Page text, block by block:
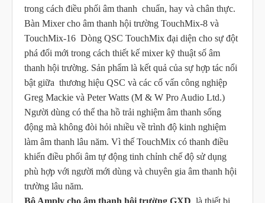
trong cách điều phối âm thanh chuẩn, hay và chân thực.
Bàn Mixer cho âm thanh hội trường TouchMix-8 và
TouchMix-16 Dòng QSC TouchMix đại diện cho sự đột
phá đổi mới trong cách thiết kế mixer kỹ thuật số âm
thanh hội trường. Sản phẩm là kết quả của sự hợp tác nổi
bật giữa thương hiệu QSC và các cố vấn công nghiệp
Greg Mackie và Peter Watts (M & W Pro Audio Ltd.)
Người dùng có thể tha hồ trải nghiệm âm thanh sống
động mà không đòi hỏi nhiều về trình độ kinh nghiệm
làm âm thanh lâu năm. Vì thế TouchMix có thanh điều
khiển điều phối âm tự động tinh chỉnh chế độ sử dụng
phù hợp với người mới dùng và chuyên gia âm thanh hội
trường lâu năm.